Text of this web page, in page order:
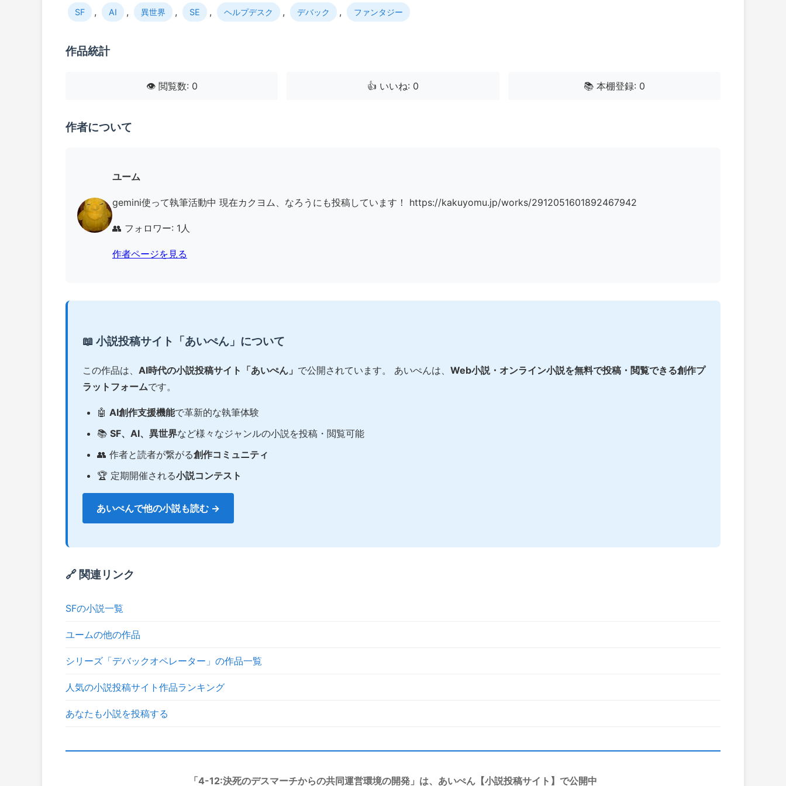
SF , AI , 異世界 , SE , ヘルプデスク , デバック , ファンタジー
作品統計
👁️ 閲覧数: 0 👍 いいね: 0 📚 本棚登録: 0
作者について
ユーム
gemini使って執筆活動中 現在カクヨム、なろうにも投稿しています！ https://kakuyomu.jp/works/2912051601892467942
👥 フォロワー: 1人
作者ページを見る
📖 小説投稿サイト「あいぺん」について
この作品は、 AI時代の小説投稿サイト「あいぺん」 で公開されています。 あいぺんは、 Web小説・オンライン小説を無料で投稿・閲覧できる創作プ
ラットフォームです。
🤖 AI創作支援機能で革新的な執筆体験
📚 SF、AI、異世界など様々なジャンルの小説を投稿・閲覧可能
👥 作者と読者が繋がる創作コミュニティ
🏆 定期開催される小説コンテスト
あいぺんで他の小説も読む →
🔗 関連リンク
SFの小説一覧
ユームの他の作品
シリーズ「デバックオペレーター」の作品一覧
人気の小説投稿サイト作品ランキング
あなたも小説を投稿する
「4-12:決死のデスマーチからの共同運営環境の開発」は、あいぺん【小説投稿サイト】で公開中